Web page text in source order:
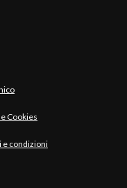
Cookies
e condizioni